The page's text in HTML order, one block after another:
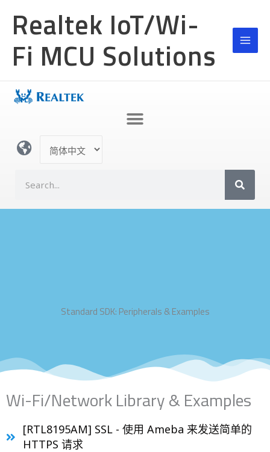
Realtek IoT/Wi-
Fi MCU Solutions
言
a
Standard SDK: Peripherals & Examples
Wi-Fi/Network Library & Examples
[RTL8195AM] SSL - 使用 Ameba 来发送简单的
HTTPS 请求